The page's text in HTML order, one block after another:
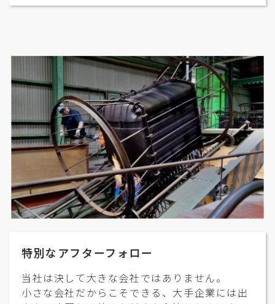
特別なアフターフォロー
当社は決して大きな会社ではありません。
小さな会社だからこそできる、大手企業には出